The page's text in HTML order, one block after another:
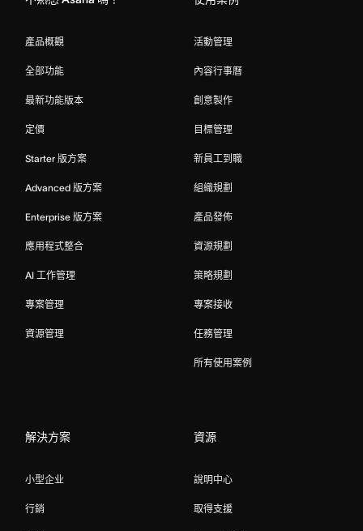
產品概觀
全部功能
最新功能版本
定價
Starter 版方案
Advanced 版方案
Enterprise 版方案
應用程式整合
AI 工作管理
專案管理
資源管理
活動管理
內容行事曆
創意製作
目標管理
新員工到職
組織規劃
產品發佈
資源規劃
策略規劃
專案接收
任務管理
所有使用案例
解決方案
小型企业
行銷
資源
說明中心
取得支援